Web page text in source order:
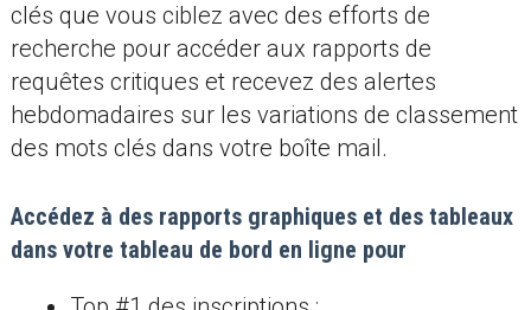
clés que vous ciblez avec des efforts de
recherche pour accéder aux rapports de
requêtes critiques et recevez des alertes
hebdomadaires sur les variations de classement
des mots clés dans votre boîte mail.
Accédez à des rapports graphiques et des tableaux
dans votre tableau de bord en ligne pour